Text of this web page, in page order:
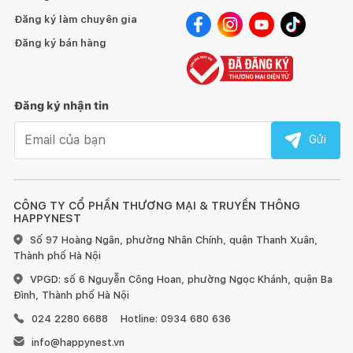
coi là tác phẩm độc bản. Trân trọng cảm ơn Quý khách đã góp
phần bảo tồn và phát huy nghề mộc truyền thống của Việt
Nam.
HƯỚNG DẪN SỬ DỤNG, BẢO QUẢN:
Tránh để đồ quá nóng hoặc quá lạnh trực tiếp lên bề mặt
gỗ, hãy dùng miếng lót bên dưới.
Sử dụng vải khô để làm sạch bề mặt gỗ ngay khi bị bẩn.
Đối với đồ nội thất làm từ gỗ, chúng tôi khuyến nghị nên
dùng sáp và xi bóng gỗ để chà sạch và làm mới ít nhất 6 tháng
một lần.
CÔNG TY CỔ PHẦN THƯƠNG MẠI & TRUYỀN THÔNG
HAPPYNEST
Số 97 Hoàng Ngân, phường Nhân Chính, quận Thanh Xuân,
Thành phố Hà Nội
VPGD: số 6 Nguyễn Công Hoan, phường Ngọc Khánh, quận Ba
Đình, Thành phố Hà Nội
024 2280 6688
Hotline: 0934 680 636
info@happynest.vn
Đăng ký làm chuyên gia
Đăng ký bán hàng
Đăng ký nhận tin
Gửi